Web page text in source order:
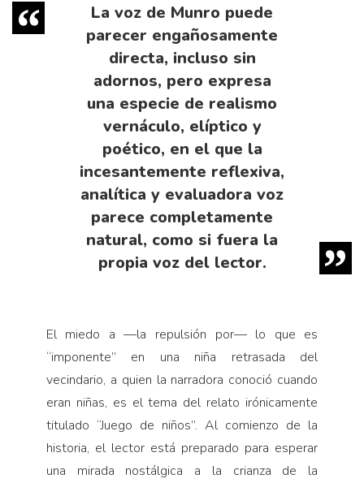
La voz de Munro puede
parecer engañosamente
directa, incluso sin
adornos, pero expresa
una especie de realismo
vernáculo, elíptico y
poético, en el que la
incesantemente reflexiva,
analítica y evaluadora voz
parece completamente
natural, como si fuera la
propia voz del lector.
El miedo a —la repulsión por— lo que es
“imponente” en una niña retrasada del
vecindario, a quien la narradora conoció cuando
eran niñas, es el tema del relato irónicamente
titulado “Juego de niños”. Al comienzo de la
historia, el lector está preparado para esperar
una mirada nostálgica a la crianza de la